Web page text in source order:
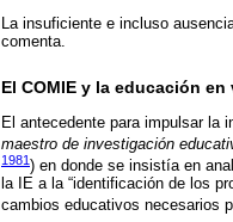
La insuficiente e incluso
comenta.
El COMIE y la educación en
El antecedente para impulsar la
maestro de investigación
1981) en donde se insistía en
la IE a la “identificación de los
cambios educativos necesarios